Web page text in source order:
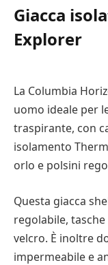
Giacca
Explorer
La Columbia
uomo ideale per
traspirante, con
isolamento
orlo e polsini
Questa giacca
regolabile,
velcro. È inoltre
impermeabile e